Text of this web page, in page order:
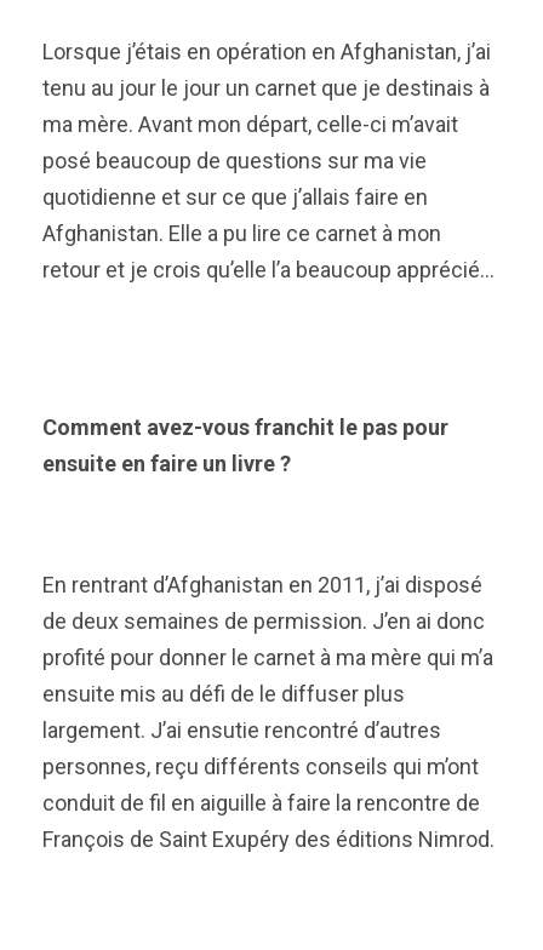
Lorsque j’étais en opération en Afghanistan, j’ai
tenu au jour le jour un carnet que je destinais à
ma mère. Avant mon départ, celle-ci m’avait
posé beaucoup de questions sur ma vie
quotidienne et sur ce que j’allais faire en
Afghanistan. Elle a pu lire ce carnet à mon
retour et je crois qu’elle l’a beaucoup apprécié…
Comment avez-vous franchit le pas pour
ensuite en faire un livre ?
En rentrant d’Afghanistan en 2011, j’ai disposé
de deux semaines de permission. J’en ai donc
profité pour donner le carnet à ma mère qui m’a
ensuite mis au défi de le diffuser plus
largement. J’ai ensutie rencontré d’autres
personnes, reçu différents conseils qui m’ont
conduit de fil en aiguille à faire la rencontre de
François de Saint Exupéry des éditions Nimrod.